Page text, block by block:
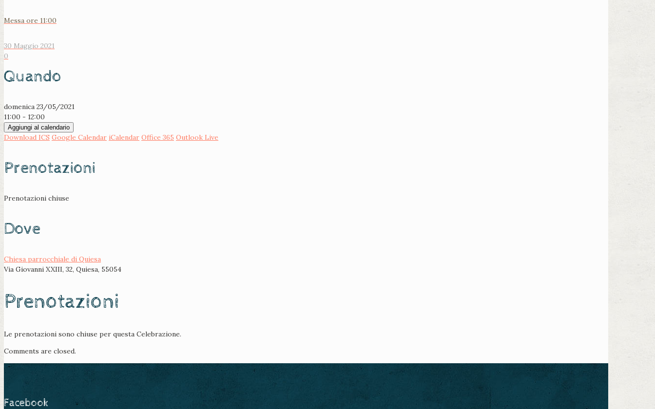
Messa ore 11:00
30 Maggio 2021
0
Quando
domenica 23/05/2021
11:00 - 12:00
Aggiungi al calendario
Download ICS Google Calendar iCalendar Office 365 Outlook Live
Prenotazioni
Prenotazioni chiuse
Dove
Chiesa parrocchiale di Quiesa
Via Giovanni XXIII, 32, Quiesa, 55054
Prenotazioni
Le prenotazioni sono chiuse per questa Celebrazione.
Comments are closed.
Facebook